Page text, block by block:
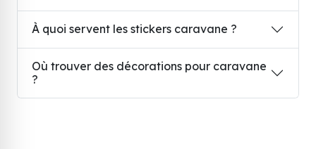
À quoi servent les stickers caravane ?
Où trouver des décorations pour caravane
?